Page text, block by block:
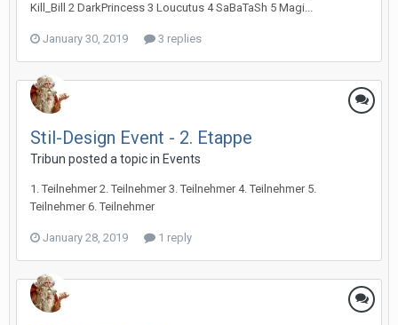
Kill_Bill 2 DarkPrincess 3 Loucutus 4 SaBaTaSh 5 Magi...
January 30, 2019 3 replies
Stil-Design Event - 2. Etappe
Tribun posted a topic in Events
1. Teilnehmer 2. Teilnehmer 3. Teilnehmer 4. Teilnehmer 5.
Teilnehmer 6. Teilnehmer
January 28, 2019 1 reply